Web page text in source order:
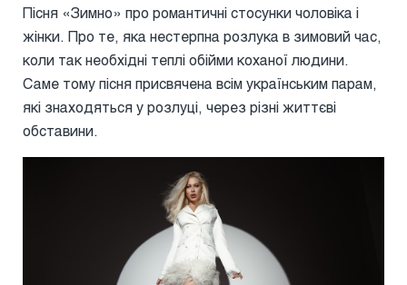
Пісня «Зимно» про романтичні стосунки чоловіка і
жінки. Про те, яка нестерпна розлука в зимовий час,
коли так необхідні теплі обійми коханої людини.
Саме тому пісня присвячена всім українським парам,
які знаходяться у розлуці, через різні життєві
обставини.